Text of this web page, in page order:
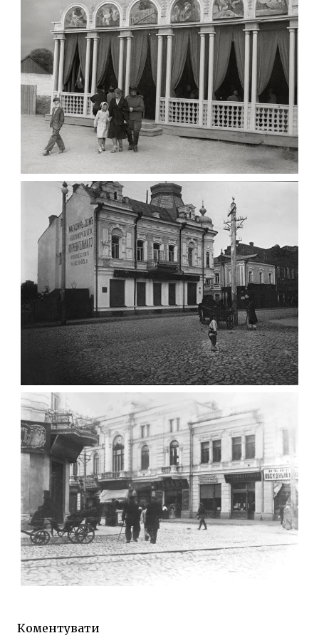
до 1917 року
Leave a comment
ПАВІЛЬЙОН МОРОЗИВА ЖИТОМИР 1947
Фото Житомир (1945-
1960)
Leave a comment
ФОТО ЖИТОМИРА 1905 ВУЛ.
МИХАЙЛІВСЬКА-СКОРУЛЬСЬКОГО
Фото Житомира період
до 1917 року
Leave a comment
ЖИТОМИР МИХАЙЛІВСЬКА 1903 РОКУ
Коментувати